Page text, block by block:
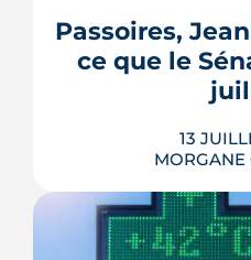
gestes gratuits ou
inspirés des
police et de la
LIRE
Passoires,
ce que le
13
MORGANE